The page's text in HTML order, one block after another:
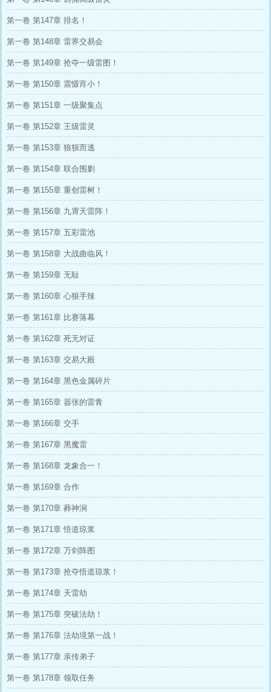
第一卷 第147章 排名！
第一卷 第148章 雷界交易会
第一卷 第149章 抢夺一级雷图！
第一卷 第150章 震慑宵小！
第一卷 第151章 一级聚集点
第一卷 第152章 王级雷灵
第一卷 第153章 狼狈而逃
第一卷 第154章 联合围剿
第一卷 第155章 重创雷树！
第一卷 第156章 九霄天雷阵！
第一卷 第157章 五彩雷池
第一卷 第158章 大战曲临风！
第一卷 第159章 无耻
第一卷 第160章 心狠手辣
第一卷 第161章 比赛落幕
第一卷 第162章 死无对证
第一卷 第163章 交易大殿
第一卷 第164章 黑色金属碎片
第一卷 第165章 嚣张的雷青
第一卷 第166章 交手
第一卷 第167章 黑魔雷
第一卷 第168章 龙象合一！
第一卷 第169章 合作
第一卷 第170章 葬神涧
第一卷 第171章 悟道琼浆
第一卷 第172章 万剑阵图
第一卷 第173章 抢夺悟道琼浆！
第一卷 第174章 天雷劫
第一卷 第175章 突破法劫！
第一卷 第176章 法劫境第一战！
第一卷 第177章 亲传弟子
第一卷 第178章 领取任务